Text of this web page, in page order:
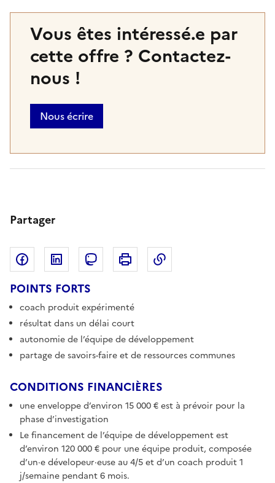
Vous êtes intéressé.e par
cette offre ? Contactez-
nous !
Nous écrire
Partager
Partager sur Facebook
Partager sur LinkedIn
Partager sur Mastodon
Imprimer
POINTS FORTS
coach produit expérimenté
résultat dans un délai court
autonomie de l’équipe de développement
partage de savoirs-faire et de ressources communes
CONDITIONS FINANCIÈRES
une enveloppe d’environ 15 000 € est à prévoir pour la
phase d’investigation
Le financement de l’équipe de développement est
d’environ 120 000 € pour une équipe produit, composée
d’un·e dévelopeur·euse au 4/5 et d’un coach produit 1
j/semaine pendant 6 mois.